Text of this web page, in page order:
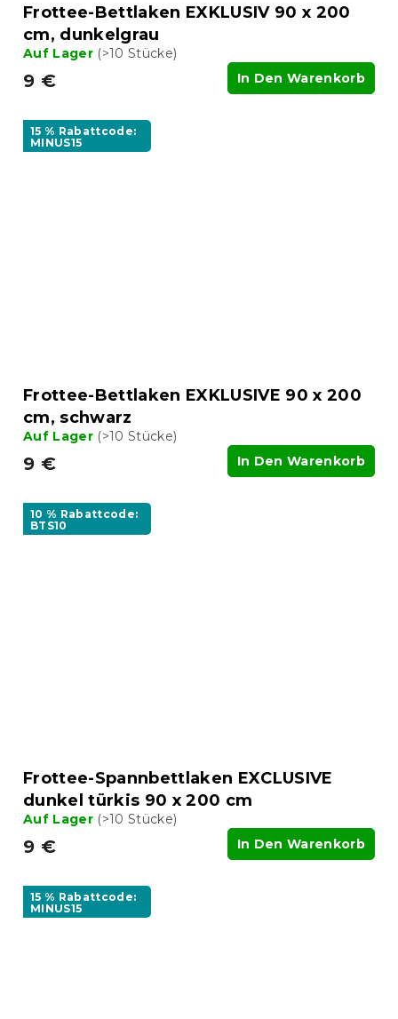
Frottee-Bettlaken EXKLUSIV 90 x 200
cm, dunkelgrau
Auf Lager (>10 Stücke)
9 € In Den Warenkorb
15 % Rabattcode:
MINUS15
Frottee-Bettlaken EXKLUSIVE 90 x 200
cm, schwarz
Auf Lager (>10 Stücke)
9 € In Den Warenkorb
10 % Rabattcode:
BTS10
Frottee-Spannbettlaken EXCLUSIVE
dunkel türkis 90 x 200 cm
Auf Lager (>10 Stücke)
9 € In Den Warenkorb
15 % Rabattcode:
MINUS15